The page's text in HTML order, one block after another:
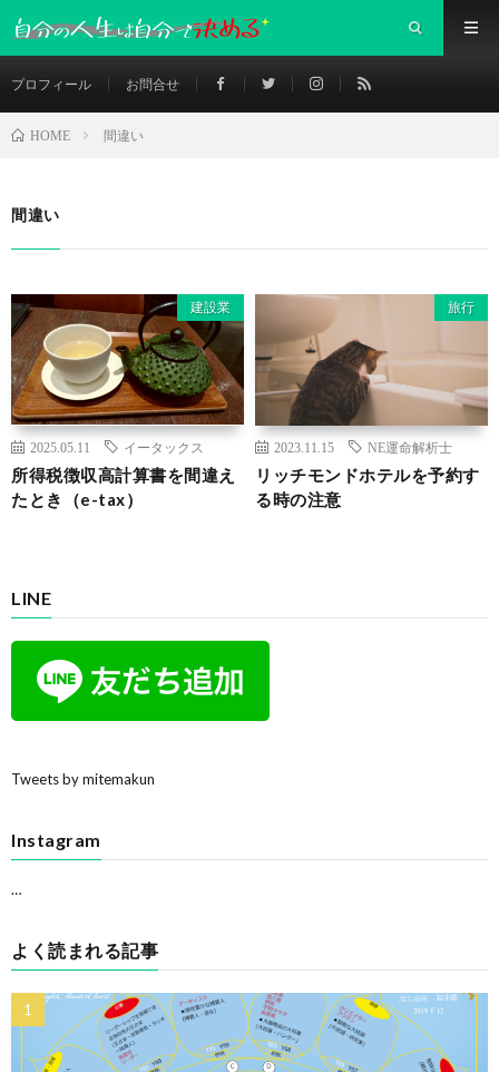
プロフィール お問合せ
HOME 間違い
間違い
建設業
2025.05.11 イータックス
所得税徴収高計算書を間違え
たとき（e-tax）
旅行
2023.11.15 NE運命解析士
リッチモンドホテルを予約す
る時の注意
LINE
Tweets by mitemakun
Instagram
…
よく読まれる記事